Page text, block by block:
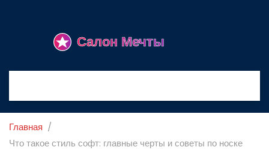
Главная
Что такое стиль софт: главные черты и советы по носке